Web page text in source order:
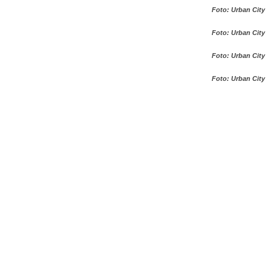
Foto: Urban City
Foto: Urban City
Foto: Urban City
Foto: Urban City